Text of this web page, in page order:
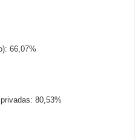
66,07%
80,53%